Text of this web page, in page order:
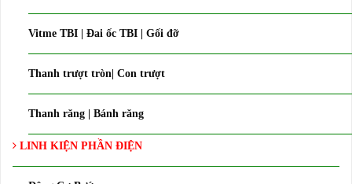
Vitme TBI | Đai ốc TBI | Gối đỡ
Thanh trượt tròn| Con trượt
Thanh răng | Bánh răng
LINH KIỆN PHẦN ĐIỆN